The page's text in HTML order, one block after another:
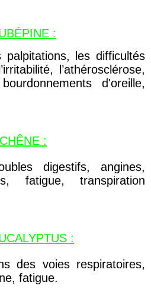
:
les difficultés
l’athérosclérose,
d'oreille,
:
digestifs, angines,
fatigue, transpiration
:
des voies respiratoires,
fatigue.